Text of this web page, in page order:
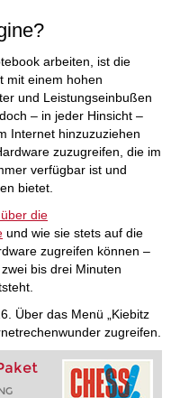
arbeiten, ist die
mit einem hohen
und Leistungseinbußen
– in jeder Hinsicht –
Internet hinzuzuziehen
zuzugreifen, die im
verfügbar ist und
bietet.
die
und wie sie stets auf die
zugreifen können –
bis drei Minuten
Über das Menü „Kiebitz
zugreifen.